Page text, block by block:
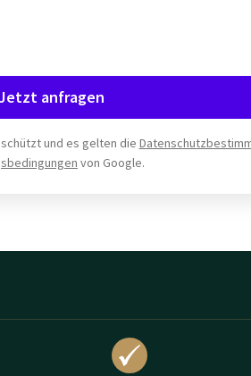
anfragen
und es gelten die
von Google.